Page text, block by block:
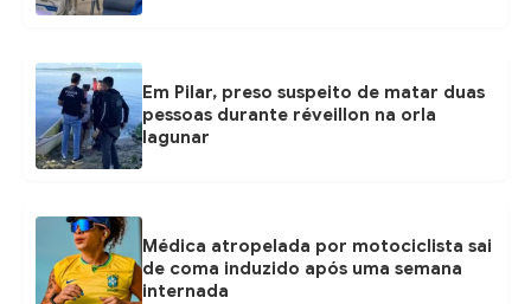
Em Pilar, preso suspeito de matar duas
pessoas durante réveillon na orla
lagunar
Médica atropelada por motociclista sai
de coma induzido após uma semana
internada